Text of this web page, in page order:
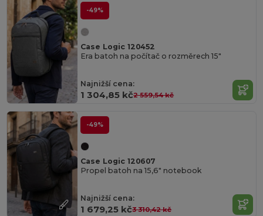
-49%
Case Logic 120452
Era batoh na počítač o rozměrech 15"
Najnižší cena:
1 304,85 kč2 559,54 kč
-49%
Case Logic 120607
Propel batoh na 15,6" notebook
Najnižší cena:
1 679,25 kč3 310,42 kč